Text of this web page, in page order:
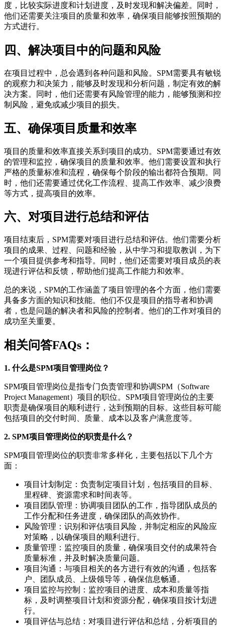
度，比较实际进度和计划进度，及时发现和解决偏差。同时，
他们还需要关注项目的质量和效率，确保项目能够按照预期的
方式进行。
四、解决项目中的问题和风险
在项目过程中，总会遇到各种问题和风险。SPM需要具有敏锐
的观察力和决策力，能够及时发现和分析问题，制定有效的解
决方案。同时，他们还需要有风险管理的能力，能够预测和控
制风险，避免或减少项目的损失。
五、确保项目质量和效率
项目的质量和效率直接关系到项目的成功。SPM需要通过有效
的管理和监控，确保项目的质量和效率。他们需要设置和执行
严格的质量标准和流程，确保每个阶段的输出都符合预期。同
时，他们还需要通过优化工作流程、提高工作效率、减少浪费
等方式，提高项目的效率。
六、对项目进行总结和评估
项目结束后，SPM需要对项目进行总结和评估。他们需要分析
项目的成果、过程、问题和经验，从中学习和提取教训，为下
一个项目提供参考和指导。同时，他们还需要对项目成员的表
现进行评估和反馈，帮助他们提高工作能力和效率。
总的来说，SPM的工作涵盖了项目管理的各个方面，他们需要
具备多方面的知识和技能。他们不仅是项目的指导者和协调
者，也是问题的解决者和风险的控制者。他们的工作对项目的
成功至关重要。
相关问答FAQs：
1. 什么是SPM项目管理岗位？
SPM项目管理岗位是指专门负责管理和协调SPM（Software
Project Management）项目的职位。SPM项目管理岗位的主要
职责是确保项目的顺利进行，达到预期的目标。这些目标可能
包括项目的交付时间、质量、成本以及客户满意度等。
2. SPM项目管理岗位的职责是什么？
SPM项目管理岗位的职责非常多样化，主要包括以下几个方
面：
项目计划制定：负责制定项目计划，包括项目的目标、
里程碑、资源需求和时间表等。
项目团队管理：协调项目团队的工作，指导团队成员的
工作分配和任务进度，确保团队的高效协作。
风险管理：识别和评估项目风险，并制定相应的风险应
对策略，以确保项目的顺利进行。
质量管理：监控项目的质量，确保项目交付的成果符合
质量标准，并及时解决质量问题。
项目沟通：与项目相关的各方进行有效的沟通，包括客
户、团队成员、上级领导等，确保信息畅通。
项目监控与控制：监控项目的进度、成本和质量等指
标，及时调整项目计划和资源分配，确保项目按计划进
行。
项目评估与总结：对项目进行评估和总结，分析项目的